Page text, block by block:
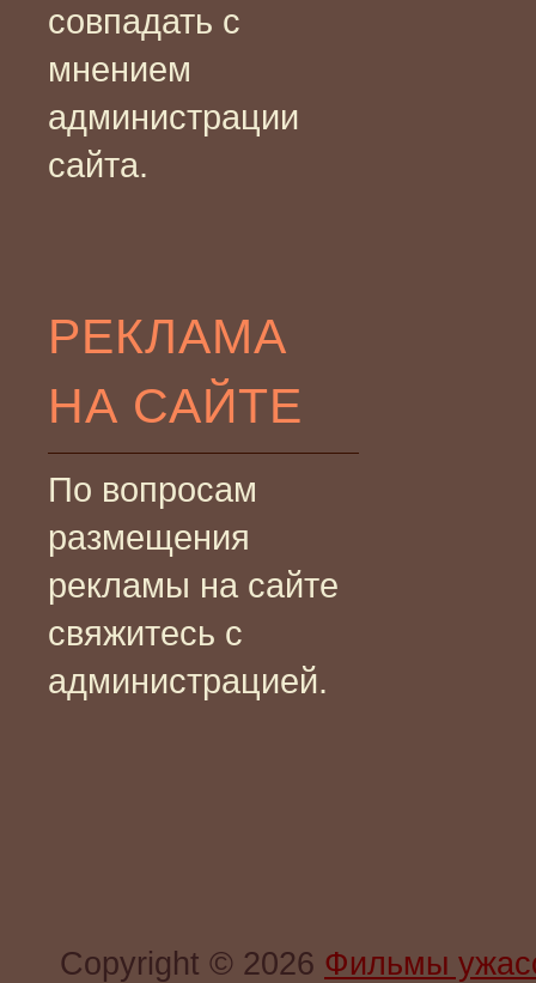
совпадать с
мнением
администрации
сайта.
РЕКЛАМА
НА САЙТЕ
По вопросам
размещения
рекламы на сайте
свяжитесь с
администрацией.
Copyright © 2026 Фильмы